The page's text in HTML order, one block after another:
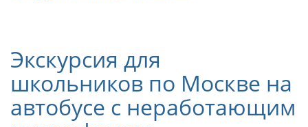
Экскурсия для
школьников по Москве на
автобусе с неработающим